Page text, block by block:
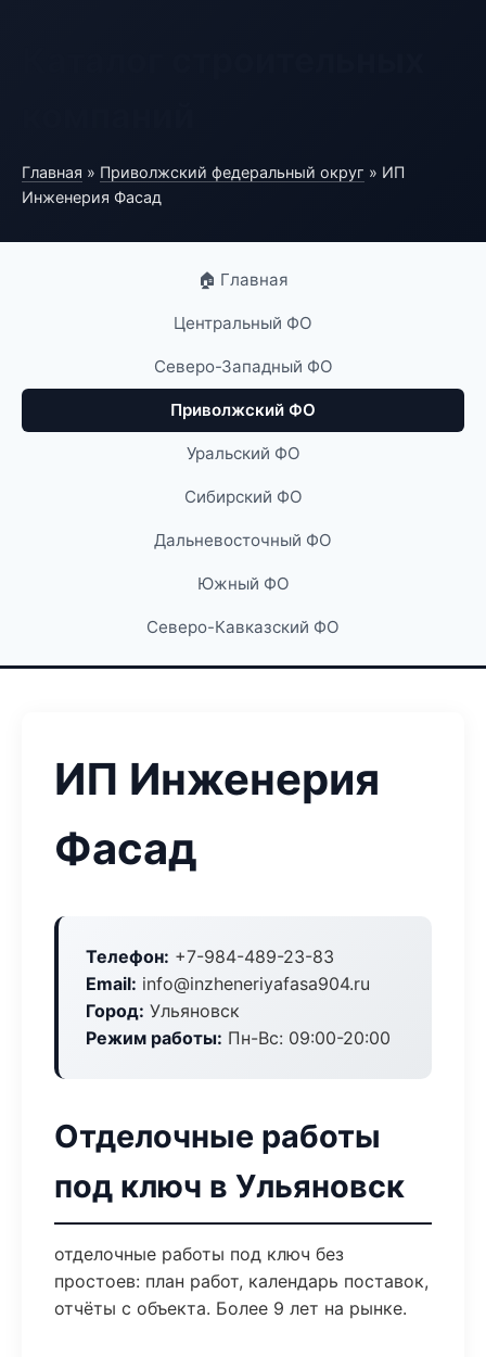
Главная » Приволжский федеральный округ » ИП
Инженерия Фасад
🏠 Главная
Центральный ФО
Северо-Западный ФО
Приволжский ФО
Уральский ФО
Сибирский ФО
Дальневосточный ФО
Южный ФО
Северо-Кавказский ФО
ИП Инженерия
Фасад
Телефон: +7-984-489-23-83
Email: info@inzheneriyafasa904.ru
Город: Ульяновск
Режим работы: Пн-Вс: 09:00-20:00
Отделочные работы
под ключ в Ульяновск
отделочные работы под ключ без
простоев: план работ, календарь поставок,
отчёты с объекта. Более 9 лет на рынке.